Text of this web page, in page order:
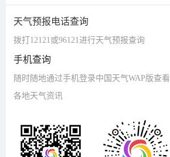
天气预报电话查询
拨打12121或96121进行天气预报查询
手机查询
随时随地通过手机登录中国天气WAP版查看
各地天气资讯